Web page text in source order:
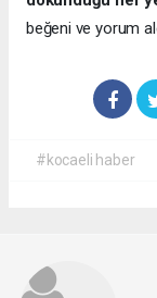
beğeni ve yorum
#kocaeli haber